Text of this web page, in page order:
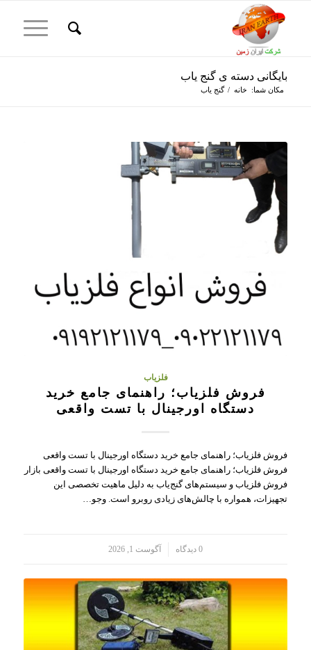
بایگانی دسته ی گنج یاب
مکان شما: خانه / گنج یاب
فلزیاب
فروش فلزیاب؛ راهنمای جامع خرید
دستگاه اورجینال با تست واقعی
فروش فلزیاب؛ راهنمای جامع خرید دستگاه اورجینال با تست واقعی
فروش فلزیاب؛ راهنمای جامع خرید دستگاه اورجینال با تست واقعی بازار
فروش فلزیاب و سیستم‌های گنج‌یاب به دلیل ماهیت تخصصی این
تجهیزات، همواره با چالش‌های زیادی روبرو است. وجو…
0 دیدگاه آگوست 1, 2026